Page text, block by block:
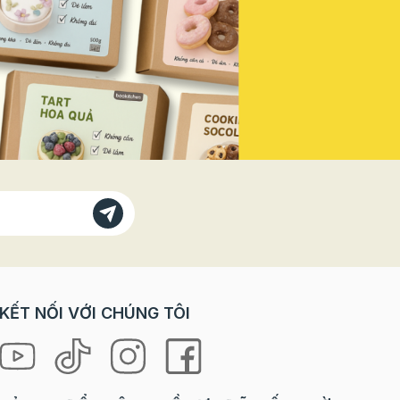
sao
với các
chơi
lại
cả
mang
cho
cần
mọi
doanh thu mùa lễ hội năm nay! Vì
Sao Bạn Không Thể Đứng Ngoài
"Sân Khấu" Này? Trong các dịp
lễ lớn, đặc biệt là ngày Quốc
khánh, tâm lý khách hàng có sự
thay đổi rõ rệt: Nhu cầu "check-
in" tăng vọt: Khách hàng, đặc
biệt là giới trẻ, luôn tìm kiếm
mang đậm tinh thần lễ hội để
chụp ảnh và chia sẻ lên mạng xã
nghiệm: Họ không chỉ mua một
mua cả không khí, cảm xúc và
phẩm phiên bản giới hạn (Limited
Edition): Yếu tố độc đáo, chỉ xuất
hiện trong mùa lễ sẽ kích thích
KẾT NỐI VỚI CHÚNG TÔI